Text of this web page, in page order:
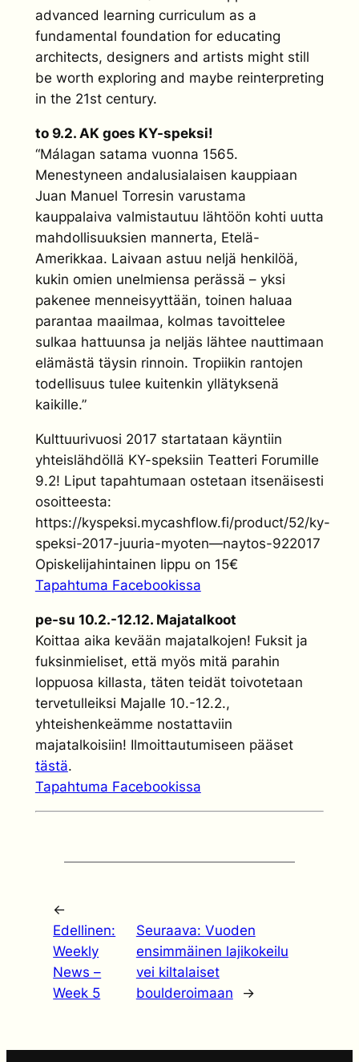
advanced learning curriculum as a
fundamental foundation for educating
architects, designers and artists might still
be worth exploring and maybe reinterpreting
in the 21st century.
to 9.2. AK goes KY-speksi!
“Málagan satama vuonna 1565.
Menestyneen andalusialaisen kauppiaan
Juan Manuel Torresin varustama
kauppalaiva valmistautuu lähtöön kohti uutta
mahdollisuuksien mannerta, Etelä-
Amerikkaa. Laivaan astuu neljä henkilöä,
kukin omien unelmiensa perässä – yksi
pakenee menneisyyttään, toinen haluaa
parantaa maailmaa, kolmas tavoittelee
sulkaa hattuunsa ja neljäs lähtee nauttimaan
elämästä täysin rinnoin. Tropiikin rantojen
todellisuus tulee kuitenkin yllätyksenä
kaikille.”
Kulttuurivuosi 2017 startataan käyntiin
yhteislähdöllä KY-speksiin Teatteri Forumille
9.2! Liput tapahtumaan ostetaan itsenäisesti
osoitteesta:
https://kyspeksi.mycashflow.fi/product/52/ky-
speksi-2017-juuria-myoten—naytos-922017
Opiskelijahintainen lippu on 15€
Tapahtuma Facebookissa
pe-su 10.2.-12.12. Majatalkoot
Koittaa aika kevään majatalkojen! Fuksit ja
fuksinmieliset, että myös mitä parahin
loppuosa killasta, täten teidät toivotetaan
tervetulleiksi Majalle 10.-12.2.,
yhteishenkeämme nostattaviin
majatalkoisiin! Ilmoittautumiseen pääset
tästä.
Tapahtuma Facebookissa
←
Edellinen:
Weekly
News –
Week 5
Seuraava: Vuoden
ensimmäinen lajikokeilu
vei kiltalaiset
boulderoimaan
→